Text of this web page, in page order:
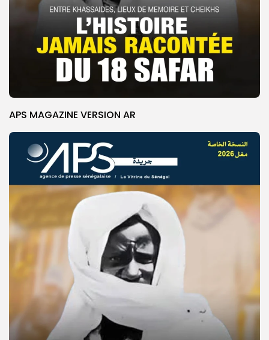
© Copyright 2025, APS
APS MAGAZINE VERSION AR